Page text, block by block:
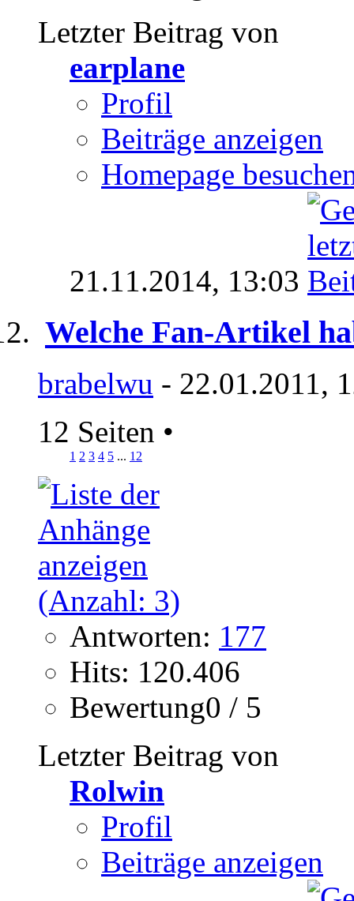
Letzter Beitrag von
earplane
Profil
Beiträge anzeigen
Homepage
21.11.2014, 13:03
Welche Fan-Artikel
brabelwu - 22.01.2011,
12 Seiten •
1 2 3 4 5 ... 12
Antworten: 177
Hits: 120.406
Bewertung0 / 5
Letzter Beitrag von
Rolwin
Profil
Beiträge anzeigen